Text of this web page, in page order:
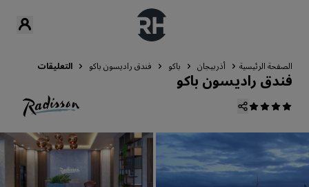
الصفحة الرئيسية أذربيجان باكو فندق راديسون باكو التعليقات
فندق راديسون باكو